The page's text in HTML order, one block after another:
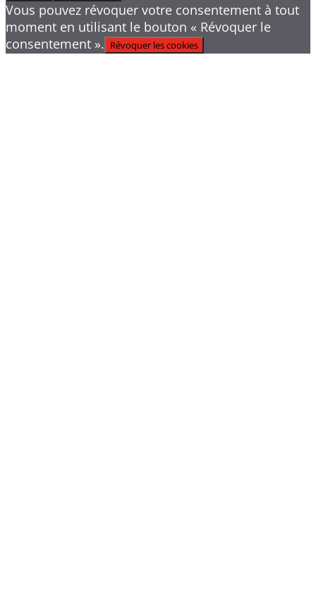
Vous pouvez révoquer votre consentement à tout
moment en utilisant le bouton « Révoquer le
consentement ». Révoquer les cookies